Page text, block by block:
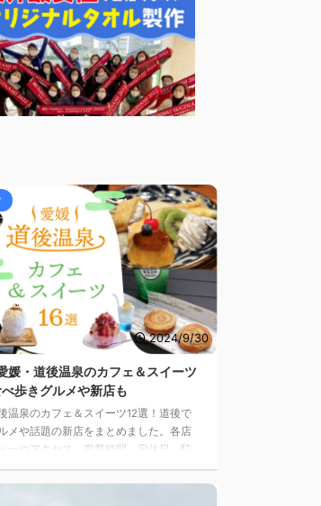
2024/9/30
・道後温泉のカフェ＆スイーツ
歩きグルメや新店も
温泉のカフェ＆スイーツ12選！道後で
メや話題の新店をまとめました。各店
ーやアクセス、営業時間、定休日、駐
事の最後には、道後周辺の観光情報や
もあります。